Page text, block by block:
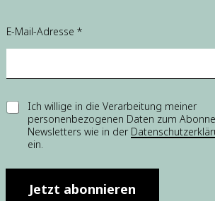
-
M
-
A
s
E-Mail-Adresse *
E
l
Ich willige in die Verarbeitung meiner
personenbezogenen Daten zum
Newsletters wie in der
ein.
Jetzt abonnieren